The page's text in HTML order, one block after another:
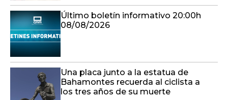
Último boletín informativo 20:00h
08/08/2026
Una placa junto a la estatua de
Bahamontes recuerda al ciclista a
los tres años de su muerte